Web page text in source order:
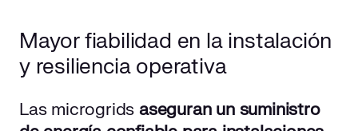
Mayor fiabilidad en la instalación
y resiliencia operativa
Las microgrids aseguran un suministro